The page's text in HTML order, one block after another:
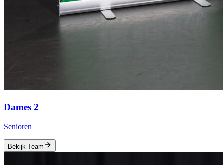
Dames 2
Senioren
Bekijk Team